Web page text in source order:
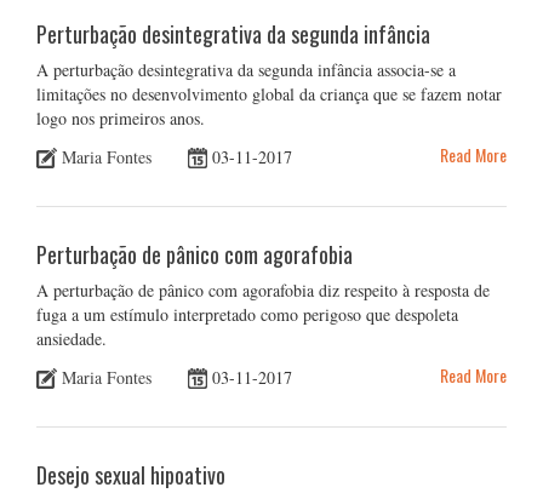
Perturbação desintegrativa da segunda infância
A perturbação desintegrativa da segunda infância associa-se a
limitações no desenvolvimento global da criança que se fazem notar
logo nos primeiros anos.
Maria Fontes
03-11-2017 Read More
Perturbação de pânico com agorafobia
A perturbação de pânico com agorafobia diz respeito à resposta de
fuga a um estímulo interpretado como perigoso que despoleta
ansiedade.
Maria Fontes
03-11-2017 Read More
Desejo sexual hipoativo